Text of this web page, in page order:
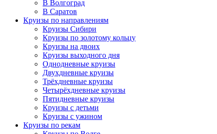
В Волгоград
В Саратов
Круизы по направлениям
Круизы Сибири
Круизы по золотому кольцу
Круизы на двоих
Круизы выходного дня
Однодневные круизы
Двухдневные круизы
Трёхдневные круизы
Четырёхдневные круизы
Пятидневные круизы
Круизы с детьми
Круизы с ужином
Круизы по рекам